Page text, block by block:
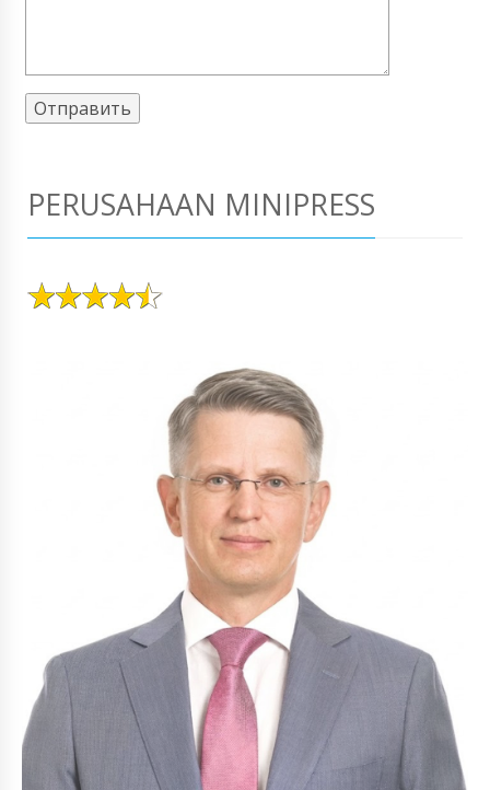
PERUSAHAAN MINIPRESS